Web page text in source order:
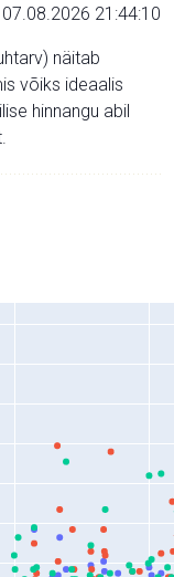
21:44:10
näitab
võiks ideaalis
hinnangu abil